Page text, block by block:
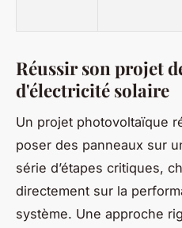
Réussir son projet
d'électricité solaire
Un projet photovoltaïque
poser des panneaux sur
série d’étapes critiques,
directement sur la
système. Une approche